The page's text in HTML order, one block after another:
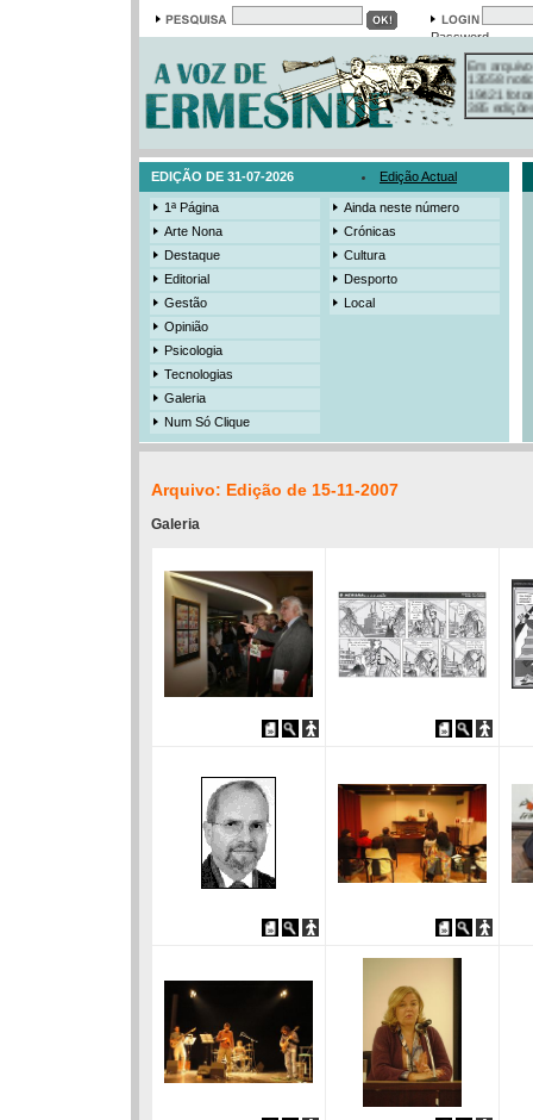
Password
Em arquivo
13558
19421
385
3206
525
EDIÇÃO DE 31-07-2026 Edição Actual
1ª Página
Arte Nona
Destaque
Editorial
Gestão
Opinião
Psicologia
Tecnologias
Galeria
Num Só Clique
Ainda neste número
Crónicas
Cultura
Desporto
Local
Arquivo: Edição de 15-11-2007
Galeria